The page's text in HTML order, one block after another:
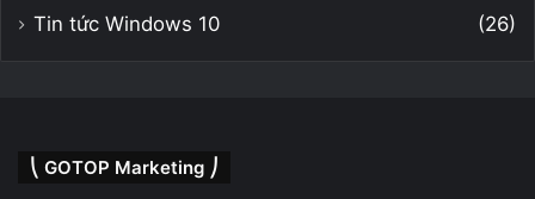
Tin tức Windows 10
(26)
⎝ GOTOP Marketing ⎠